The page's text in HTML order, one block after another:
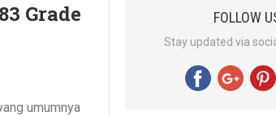
Grade
umumnya
FOLLOW
Stay updated via